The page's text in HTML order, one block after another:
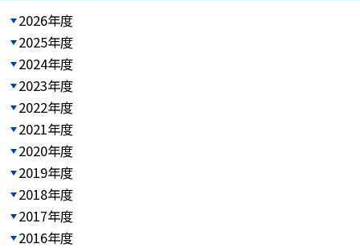
2026年度
2025年度
2024年度
2023年度
2022年度
2021年度
2020年度
2019年度
2018年度
2017年度
2016年度